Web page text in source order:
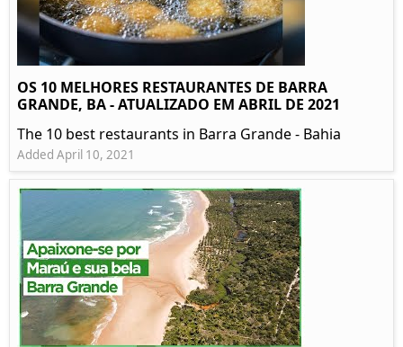
OS 10 MELHORES RESTAURANTES DE BARRA
GRANDE, BA - ATUALIZADO EM ABRIL DE 2021
The 10 best restaurants in Barra Grande - Bahia
Added April 10, 2021